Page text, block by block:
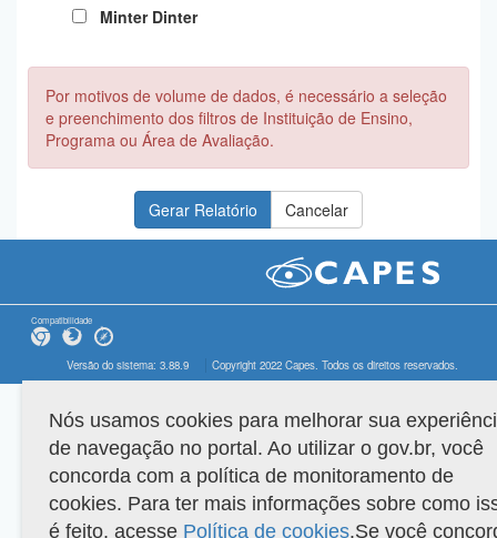
Minter Dinter
Por motivos de volume de dados, é necessário a seleção
e preenchimento dos filtros de Instituição de Ensino,
Programa ou Área de Avaliação.
Compatibilidade
Versão do sistema: 3.88.9 Copyright 2022 Capes. Todos os direitos reservados.
Nós usamos cookies para melhorar sua
de navegação no portal. Ao utilizar o gov.br, você
concorda com a política de monitoramento de
cookies. Para ter mais informações sobre como
é feito, acesse Política de cookies.Se você